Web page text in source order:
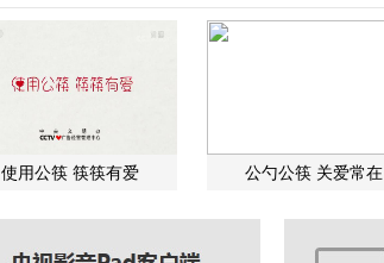
使用公筷 筷筷有爱 公勺公筷 关爱常在